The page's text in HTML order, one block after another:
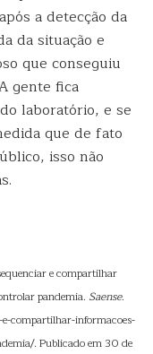
a detecção da
da situação e
que conseguiu
gente fica
laboratório, e se
que de fato
isso não
e compartilhar
pandemia. Saense.
compartilhar-informacoes-
. Publicado em 30 de